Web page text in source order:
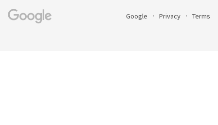
Google Privacy Terms